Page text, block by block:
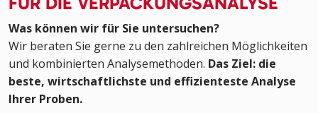
Was können wir für Sie untersuchen?
Wir beraten Sie gerne zu den zahlreichen Möglichkeiten
und kombinierten Analysemethoden. Das Ziel: die
beste, wirtschaftlichste und effizienteste Analyse
Ihrer Proben.